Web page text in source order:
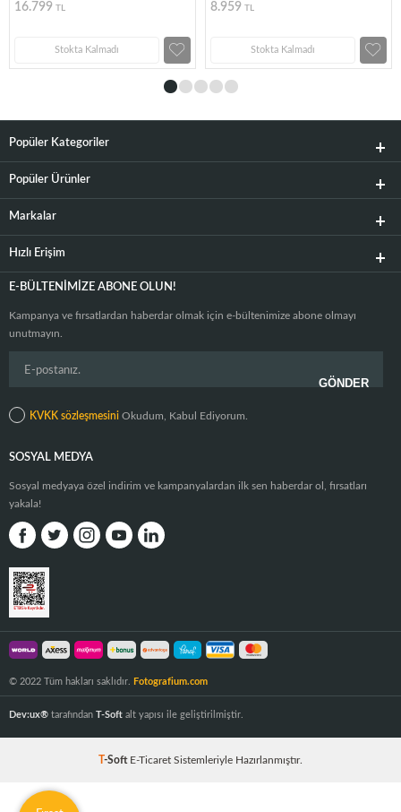
16.799 TL
Stokta Kalmadı
8.959 TL
Stokta Kalmadı
Popüler Kategoriler
Popüler Ürünler
Markalar
Hızlı Erişim
E-BÜLTENIMIZE ABONE OLUN!
Kampanya ve fırsatlardan haberdar olmak için e-bültenimize abone olmayı
unutmayın.
KVKK sözleşmesini Okudum, Kabul Ediyorum.
SOSYAL MEDYA
Sosyal medyaya özel indirim ve kampanyalardan ilk sen haberdar ol, fırsatları
yakala!
© 2022 Tüm hakları saklıdır. Fotografium.com
Dev:ux® tarafından T-Soft alt yapısı ile geliştirilmiştir.
-Soft E-Ticaret Sistemleriyle Hazırlanmıştır.